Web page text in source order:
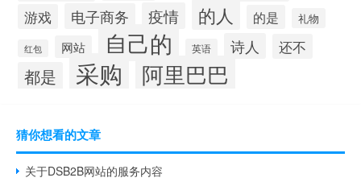
游戏 电子商务 疫情 的人 的是 礼物
红包 网站 自己的 英语 诗人 还不
都是 采购 阿里巴巴
猜你想看的文章
关于DSB2B网站的服务内容